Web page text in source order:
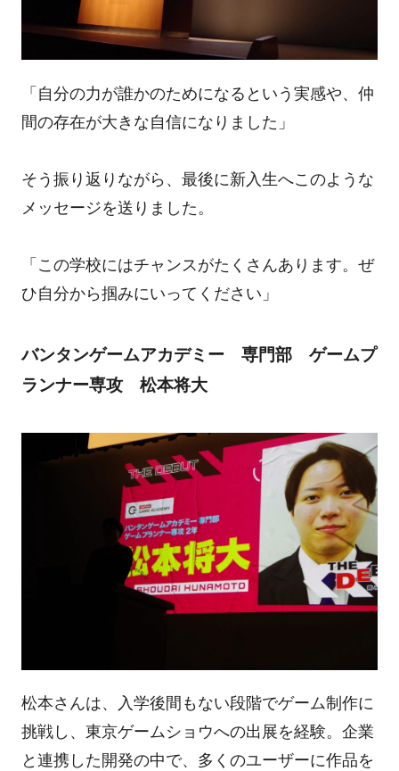
「自分の力が誰かのためになるという実感や、仲
間の存在が大きな自信になりました」
そう振り返りながら、最後に新入生へこのような
メッセージを送りました。
「この学校にはチャンスがたくさんあります。ぜ
ひ自分から掴みにいってください」
バンタンゲームアカデミー 専門部 ゲームプ
ランナー専攻 松本将大
松本さんは、入学後間もない段階でゲーム制作に
挑戦し、東京ゲームショウへの出展を経験。企業
と連携した開発の中で、多くのユーザーに作品を